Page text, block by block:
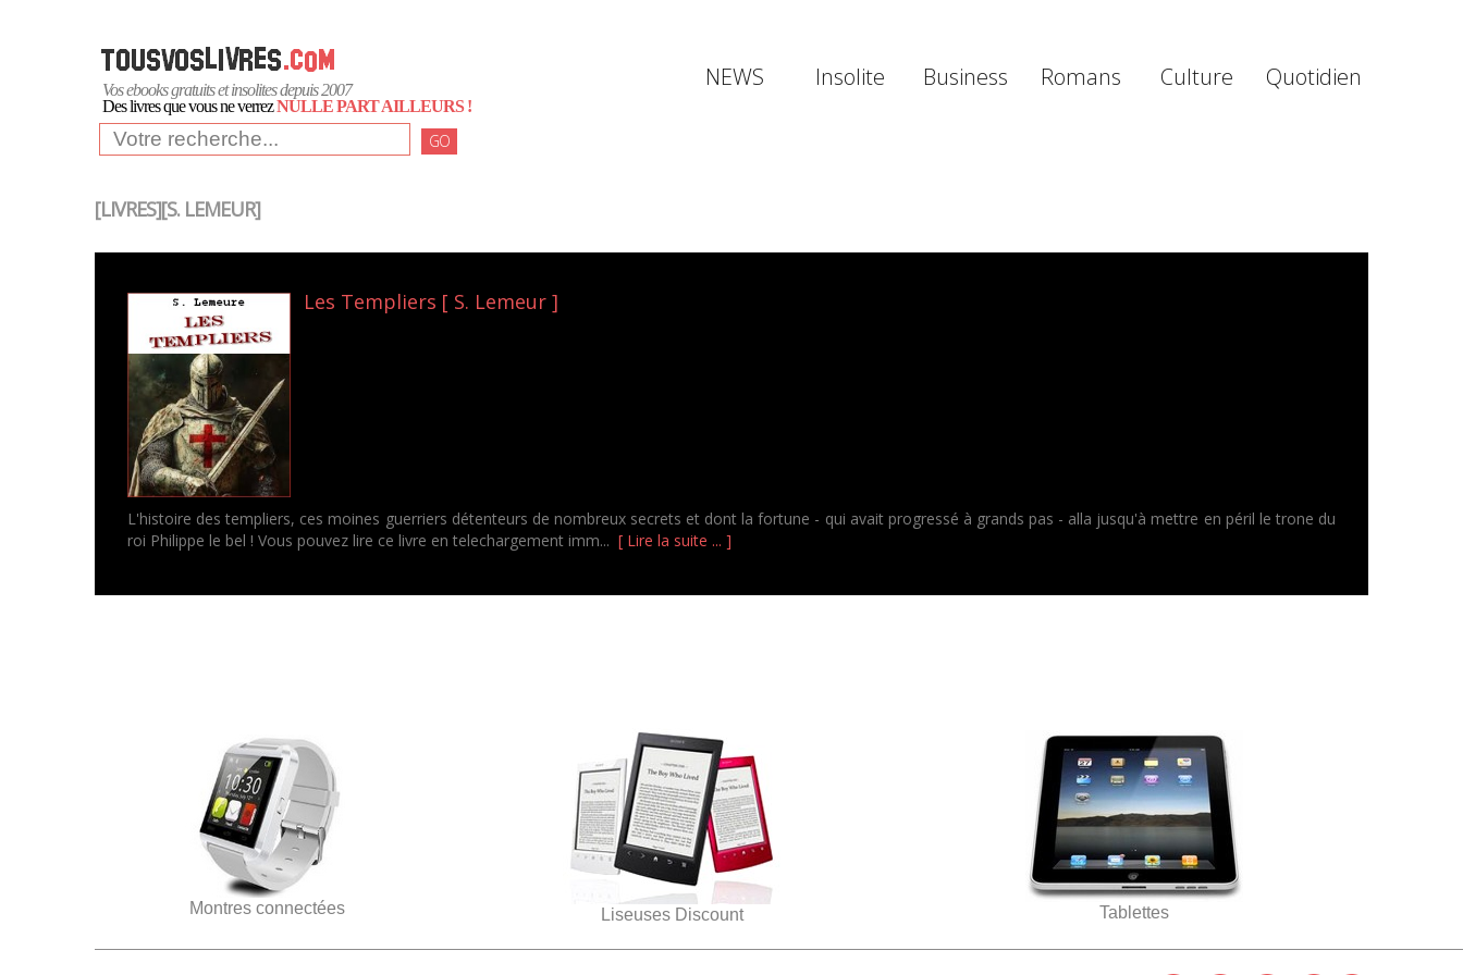
Vos ebooks gratuits et insolites depuis 2007
Des livres que vous ne verrezNULLE PART AILLEURS !
GO
NEWS Insolite Business Romans Culture Quotidien
[LIVRES][S. LEMEUR]
Les Templiers [ S. Lemeur ]
L'histoire des templiers, ces moines guerriers détenteurs de nombreux secrets et dont la fortune - qui avait progressé à grands pas - alla jusqu'à mettre en péril le trone du
roi Philippe le bel ! Vous pouvez lire ce livre en telechargement imm... [ Lire la suite ... ]
Montres connectées Liseuses Discount Tablettes